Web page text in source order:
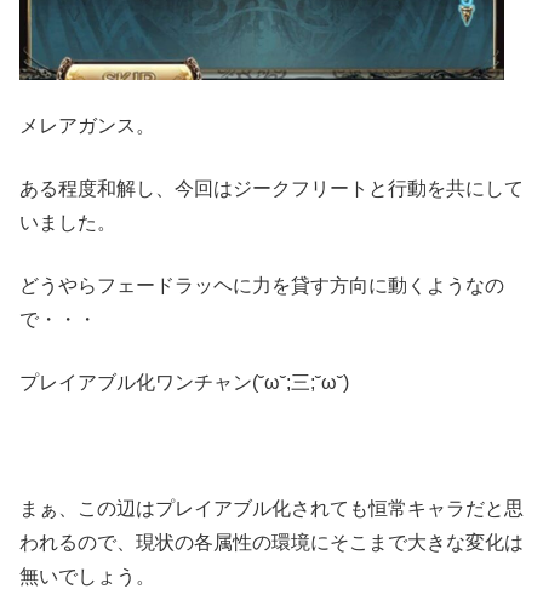
メレアガンス。
ある程度和解し、今回はジークフリートと行動を共にして
いました。
どうやらフェードラッヘに力を貸す方向に動くようなの
で・・・
プレイアブル化ワンチャン(˘ω˘;三;˘ω˘)
まぁ、この辺はプレイアブル化されても恒常キャラだと思
われるので、現状の各属性の環境にそこまで大きな変化は
無いでしょう。